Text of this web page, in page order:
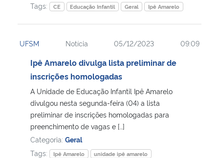
Tags:
CE Educação Infantil Geral Ipê Amarelo
UFSM Notícia 05/12/2023 09:09
Ipê Amarelo divulga lista preliminar de
inscrições homologadas
A Unidade de Educação Infantil Ipê Amarelo
divulgou nesta segunda-feira (04) a lista
preliminar de inscrições homologadas para
preenchimento de vagas e […]
Categoria: Geral
Tags:
Ipê Amarelo unidade ipê amarelo